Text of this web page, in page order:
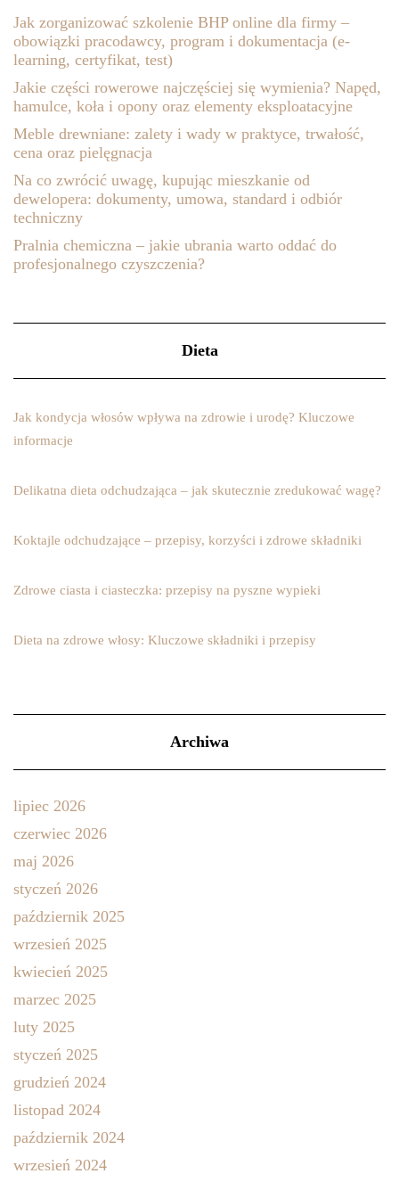
Jak zorganizować szkolenie BHP online dla firmy –
obowiązki pracodawcy, program i dokumentacja (e-
learning, certyfikat, test)
Jakie części rowerowe najczęściej się wymienia? Napęd,
hamulce, koła i opony oraz elementy eksploatacyjne
Meble drewniane: zalety i wady w praktyce, trwałość,
cena oraz pielęgnacja
Na co zwrócić uwagę, kupując mieszkanie od
dewelopera: dokumenty, umowa, standard i odbiór
techniczny
Pralnia chemiczna – jakie ubrania warto oddać do
profesjonalnego czyszczenia?
Dieta
Jak kondycja włosów wpływa na zdrowie i urodę? Kluczowe
informacje
Delikatna dieta odchudzająca – jak skutecznie zredukować wagę?
Koktajle odchudzające – przepisy, korzyści i zdrowe składniki
Zdrowe ciasta i ciasteczka: przepisy na pyszne wypieki
Dieta na zdrowe włosy: Kluczowe składniki i przepisy
Archiwa
lipiec 2026
czerwiec 2026
maj 2026
styczeń 2026
październik 2025
wrzesień 2025
kwiecień 2025
marzec 2025
luty 2025
styczeń 2025
grudzień 2024
listopad 2024
październik 2024
wrzesień 2024